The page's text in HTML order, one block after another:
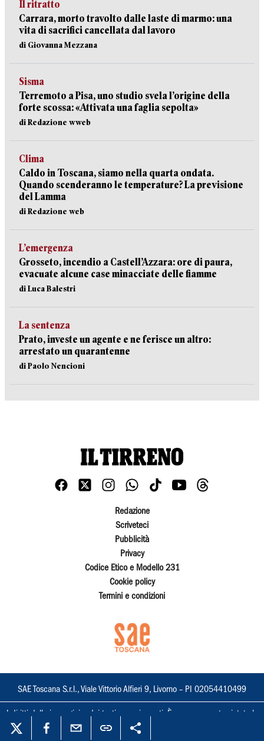
Il ritratto
Carrara, morto travolto dalle laste di marmo: una
vita di sacrifici cancellata dal lavoro
di Giovanna Mezzana
Sisma
Terremoto a Pisa, uno studio svela l’origine della
forte scossa: «Attivata una faglia sepolta»
di Redazione wweb
Clima
Caldo in Toscana, siamo nella quarta ondata.
Quando scenderanno le temperature? La previsione
del Lamma
di Redazione web
L’emergenza
Grosseto, incendio a Castell’Azzara: ore di paura,
evacuate alcune case minacciate delle fiamme
di Luca Balestri
La sentenza
Prato, investe un agente e ne ferisce un altro:
arrestato un quarantenne
di Paolo Nencioni
Redazione
Scriveteci
Pubblicità
Privacy
Codice Etico e Modello 231
Cookie policy
Termini e condizioni
SAE Toscana S.r.l., Viale Vittorio Alfieri 9, Livorno – PI 02054410499
I diritti delle immagini e dei testi sono riservati. È espressamente vietata la
loro riproduzione con qualsiasi mezzo e l'adattamento totale o parziale.